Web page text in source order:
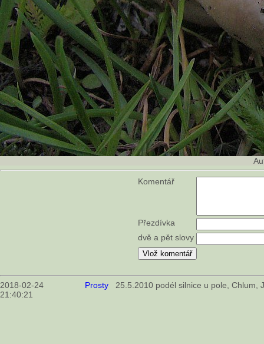
Komentář
Přezdívka
dvě a pět slovy
2018-02-24
21:40:21
Prosty 25.5.2010 podél silnice u pole, Chlum,